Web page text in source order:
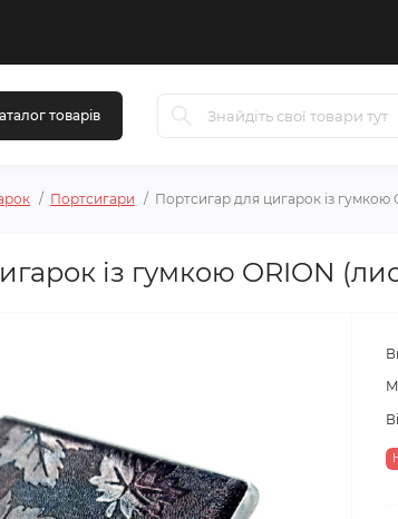
товарів
Портсигари Портсигар для цигарок із гумкою
із гумкою ORION